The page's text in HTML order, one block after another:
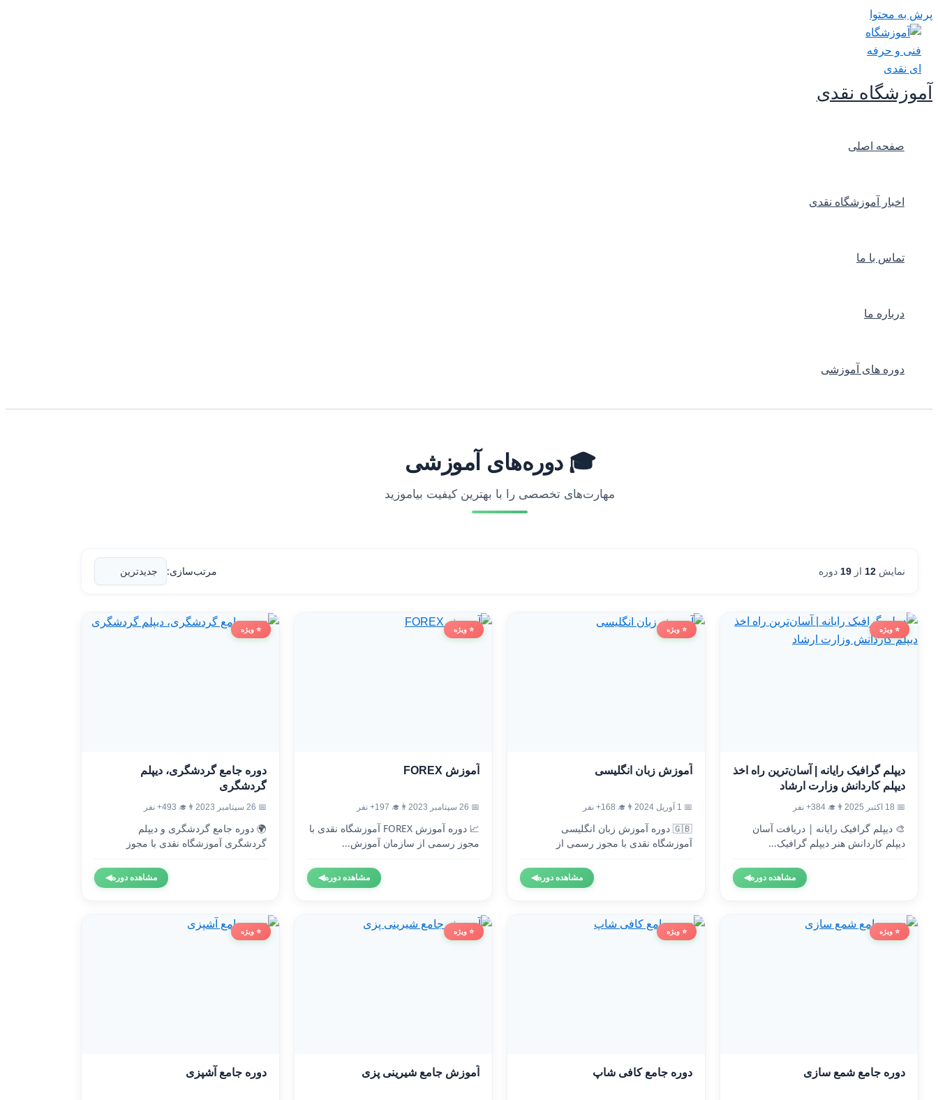
پرش به محتوا
آموزشگاه نقدی
صفحه اصلی
اخبار آموزشگاه نقدی
تماس با ما
درباره ما
دوره های آموزشی
🎓 دوره‌های آموزشی
مهارت‌های تخصصی را با بهترین کیفیت بیاموزید
نمایش 12 از 19 دوره مرتب‌سازی:
⭐ ویژه
دیپلم گرافیک رایانه | آسان‌ترین راه اخذ
دیپلم کاردانش وزارت ارشاد
📅 18 اکتبر 2025 👨‍🎓 384+ نفر
🎨 دیپلم گرافیک رایانه | دریافت آسان
دیپلم کاردانش هنر دیپلم گرافیک...
مشاهده دوره◀
⭐ ویژه
آموزش زبان انگلیسی
📅 1 آوریل 2024 👨‍🎓 168+ نفر
🇬🇧 دوره آموزش زبان انگلیسی
آموزشگاه نقدی با مجوز رسمی از
مشاهده دوره◀
⭐ ویژه
آموزش FOREX
📅 26 سپتامبر 2023 👨‍🎓 197+ نفر
📈 دوره آموزش FOREX آموزشگاه نقدی با
مجوز رسمی از سازمان آموزش...
مشاهده دوره◀
⭐ ویژه
دوره جامع گردشگری، دیپلم
گردشگری
📅 26 سپتامبر 2023 👨‍🎓 493+ نفر
🌍 دوره جامع گردشگری و دیپلم
گردشگری آموزشگاه نقدی با مجوز
مشاهده دوره◀
⭐ ویژه
دوره جامع شمع سازی
⭐ ویژه
دوره جامع کافی شاپ
⭐ ویژه
آموزش جامع شیرینی پزی
⭐ ویژه
دوره جامع آشپزی